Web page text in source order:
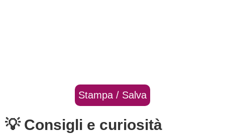
Stampa / Salva
💡 Consigli e curiosità